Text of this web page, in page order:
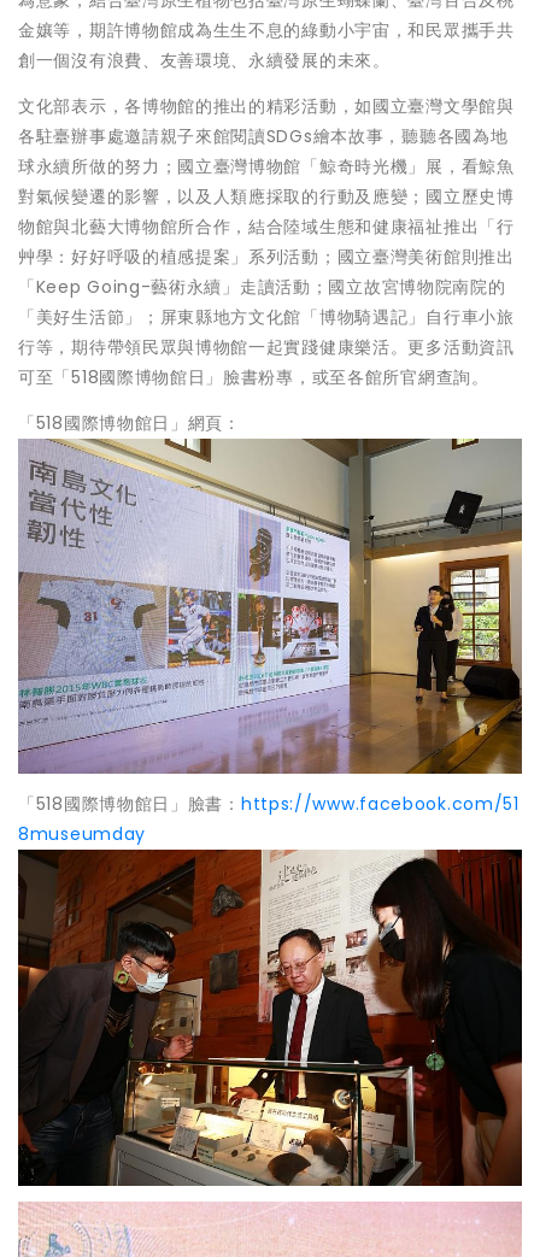
金孃等，期許博物館成為生生不息的綠動小宇宙，和民眾攜手共
創一個沒有浪費、友善環境、永續發展的未來。
文化部表示，各博物館的推出的精彩活動，如國立臺灣文學館與
各駐臺辦事處邀請親子來館閱讀SDGs繪本故事，聽聽各國為地
球永續所做的努力；國立臺灣博物館「鯨奇時光機」展，看鯨魚
對氣候變遷的影響，以及人類應採取的行動及應變；國立歷史博
物館與北藝大博物館所合作，結合陸域生態和健康福祉推出「行
艸學：好好呼吸的植感提案」系列活動；國立臺灣美術館則推出
「Keep Going-藝術永續」走讀活動；國立故宮博物院南院的
「美好生活節」；屏東縣地方文化館「博物騎遇記」自行車小旅
行等，期待帶領民眾與博物館一起實踐健康樂活。更多活動資訊
可至「518國際博物館日」臉書粉專，或至各館所官網查詢。
「518國際博物館日」網頁：
「518國際博物館日」臉書： https://www.facebook.com/51
8museumday